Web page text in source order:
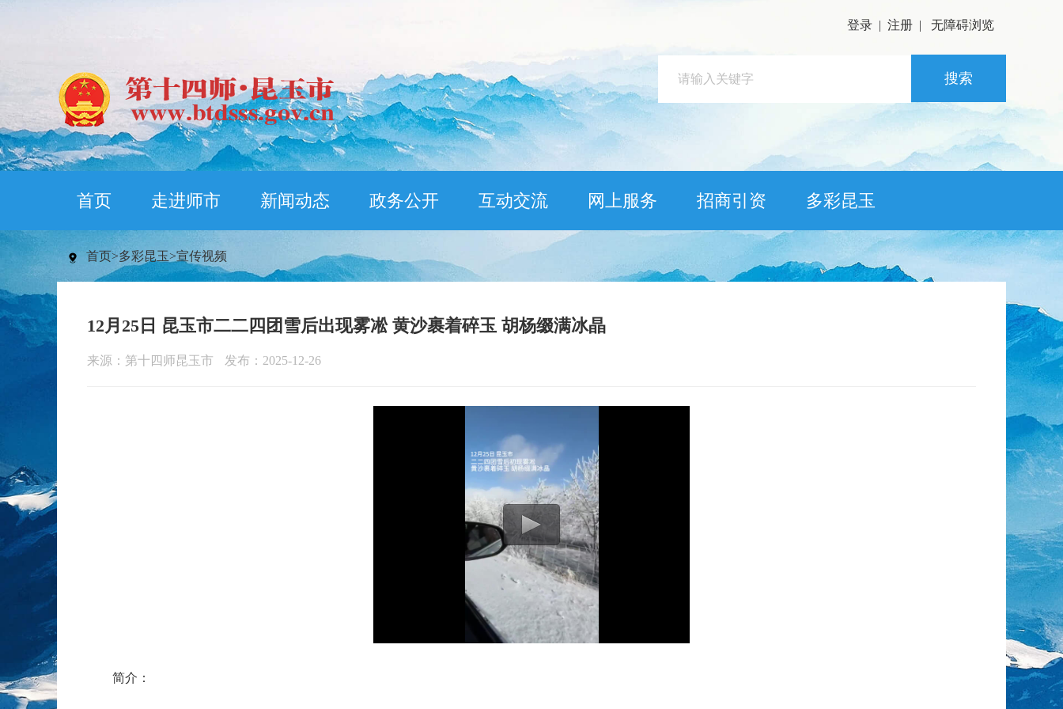
登录 | 注册 | 无障碍浏览
搜索
首页 走进师市 新闻动态 政务公开 互动交流 网上服务 招商引资 多彩昆玉
首页>多彩昆玉>宣传视频
12月25日 昆玉市二二四团雪后出现雾凇 黄沙裹着碎玉 胡杨缀满冰晶
来源：第十四师昆玉市 发布：2025-12-26
简介：